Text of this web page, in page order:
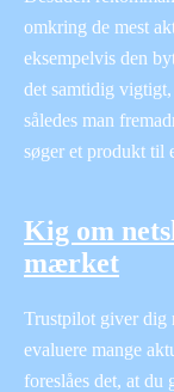
omkring de mest
eksempelvis den
det samtidig
således man
søger et produkt til
Kig om
mærket
Trustpilot giver dig
evaluere mange
foreslåes det, at du